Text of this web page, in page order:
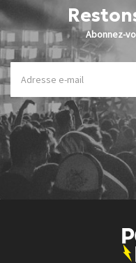
Abonnez-